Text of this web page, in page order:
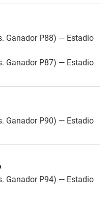
Ganador P88) — Estadio
Ganador P87) — Estadio
Ganador P90) — Estadio
Ganador P94) — Estadio